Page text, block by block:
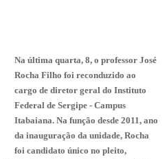
Na última quarta, 8, o professor José
Rocha Filho foi reconduzido ao
cargo de diretor geral do Instituto
Federal de Sergipe - Campus
Itabaiana. Na função desde 2011, ano
da inauguração da unidade, Rocha
foi candidato único no pleito,